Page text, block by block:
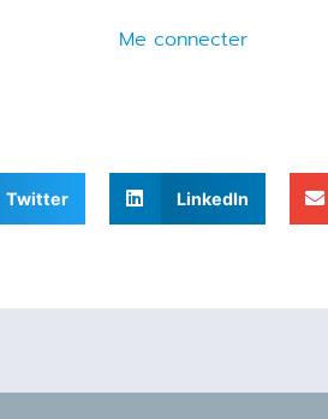
Me connecter
Twitter LinkedIn